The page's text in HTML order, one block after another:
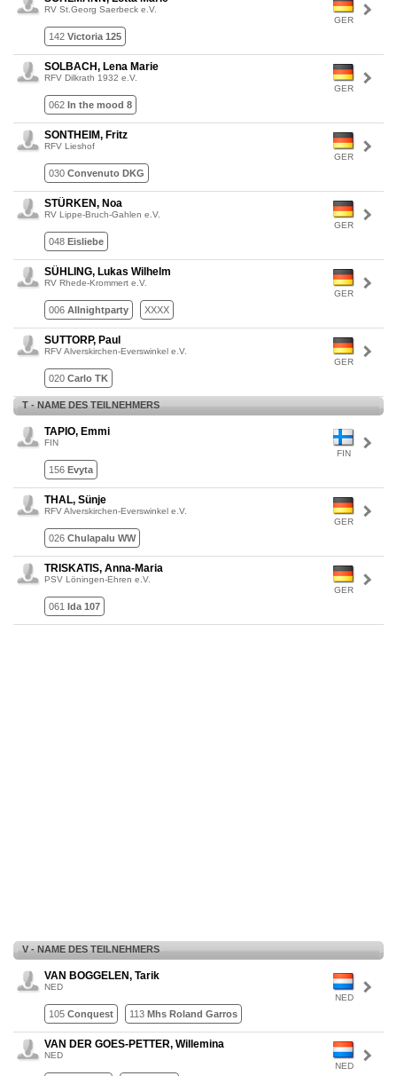
GER
RV St.Georg Saerbeck e.V.
142 Victoria 125
GER
SOLBACH, Lena Marie
RFV Dilkrath 1932 e.V.
062 In the mood 8
GER
SONTHEIM, Fritz
RFV Lieshof
030 Convenuto DKG
GER
STÜRKEN, Noa
RV Lippe-Bruch-Gahlen e.V.
048 Eisliebe
GER
SÜHLING, Lukas Wilhelm
RV Rhede-Krommert e.V.
006 Allnightparty XXXX
GER
SUTTORP, Paul
RFV Alverskirchen-Everswinkel e.V.
020 Carlo TK
T - NAME DES TEILNEHMERS
FIN
TAPIO, Emmi
FIN
156 Evyta
GER
THAL, Sünje
RFV Alverskirchen-Everswinkel e.V.
026 Chulapalu WW
GER
TRISKATIS, Anna-Maria
PSV Löningen-Ehren e.V.
061 Ida 107
V - NAME DES TEILNEHMERS
NED
VAN BOGGELEN, Tarik
NED
105 Conquest 113 Mhs Roland Garros
NED
VAN DER GOES-PETTER, Willemina
NED